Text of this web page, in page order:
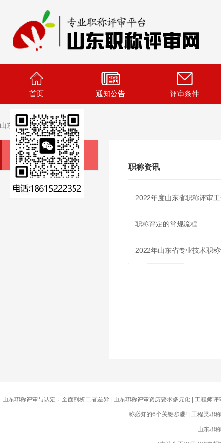
首页 通知公告 评审条件
山东职称评审>>职称资讯
职称资讯
职称资讯
2022年度山东省职称评审
职称评定的常规流程
2022年山东省专业技术职
山东职称评审与认定：全面剖析二者差异 山东职称评审资历要求多元化 工程师评
称必知的6个关键步骤! 工程类职
山东职